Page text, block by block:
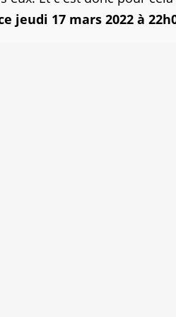
jeudi 17 mars 2022 à